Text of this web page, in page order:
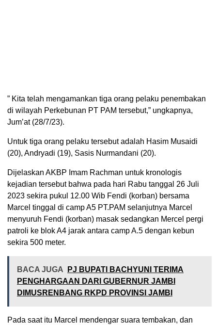
” Kita telah mengamankan tiga orang pelaku penembakan
di wilayah Perkebunan PT PAM tersebut,” ungkapnya,
Jum’at (28/7/23).
Untuk tiga orang pelaku tersebut adalah Hasim Musaidi
(20), Andryadi (19), Sasis Nurmandani (20).
Dijelaskan AKBP Imam Rachman untuk kronologis
kejadian tersebut bahwa pada hari Rabu tanggal 26 Juli
2023 sekira pukul 12.00 Wib Fendi (korban) bersama
Marcel tinggal di camp A5 PT.PAM selanjutnya Marcel
menyuruh Fendi (korban) masak sedangkan Mercel pergi
patroli ke blok A4 jarak antara camp A.5 dengan kebun
sekira 500 meter.
BACA JUGA
PJ BUPATI BACHYUNI TERIMA
PENGHARGAAN DARI GUBERNUR JAMBI
DIMUSRENBANG RKPD PROVINSI JAMBI
Pada saat itu Marcel mendengar suara tembakan, dan